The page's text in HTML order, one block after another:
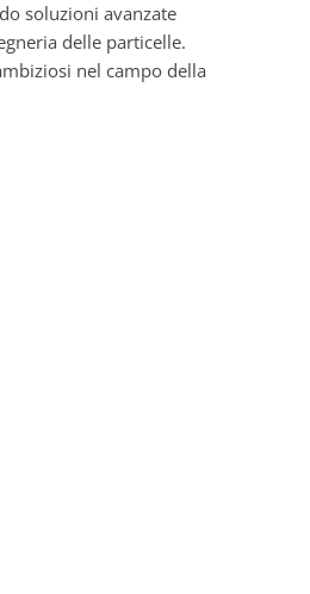
soluzioni avanzate
delle particelle.
nel campo della